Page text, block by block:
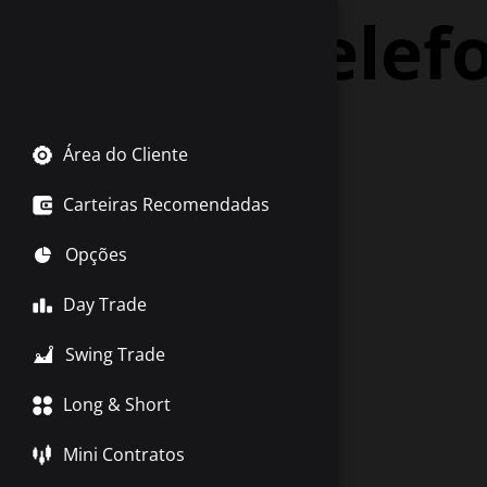
Área do Cliente
Carteiras Recomendadas
Opções
Day Trade
Swing Trade
Long & Short
Mini Contratos